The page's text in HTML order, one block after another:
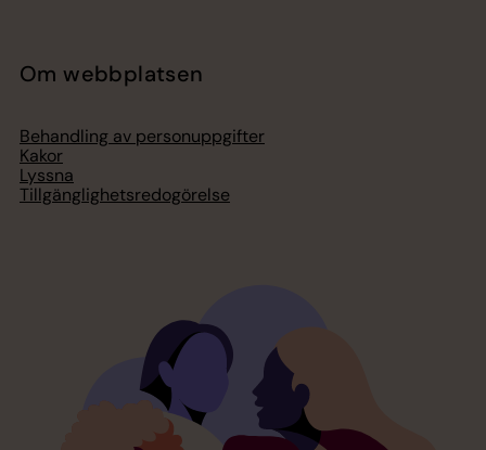
Om webbplatsen
Behandling av personuppgifter
Kakor
Lyssna
Tillgänglighetsredogörelse